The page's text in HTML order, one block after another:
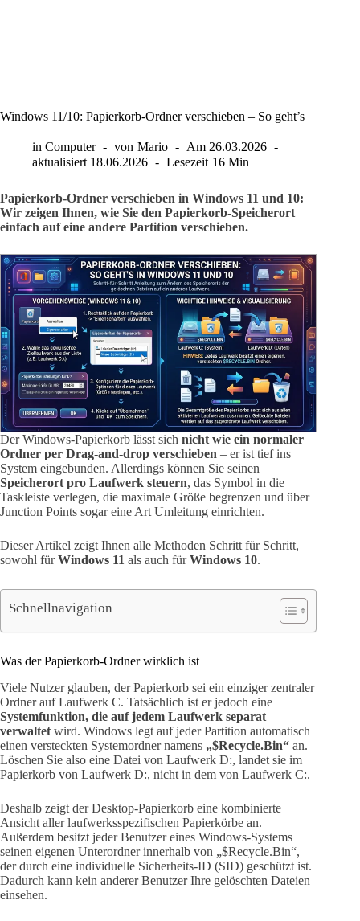
Windows 11/10: Papierkorb-Ordner verschieben – So geht’s
in Computer von Mario Am 26.03.2026
aktualisiert 18.06.2026 Lesezeit 16 Min
Papierkorb-Ordner verschieben in Windows 11 und 10:
Wir zeigen Ihnen, wie Sie den Papierkorb-Speicherort
einfach auf eine andere Partition verschieben.
Der Windows-Papierkorb lässt sich nicht wie ein normaler
Ordner per Drag-and-drop verschieben – er ist tief ins
System eingebunden. Allerdings können Sie seinen
Speicherort pro Laufwerk steuern, das Symbol in die
Taskleiste verlegen, die maximale Größe begrenzen und über
Junction Points sogar eine Art Umleitung einrichten.
Dieser Artikel zeigt Ihnen alle Methoden Schritt für Schritt,
sowohl fürWindows 11 als auch fürWindows 10.
Schnellnavigation
Was der Papierkorb-Ordner wirklich ist
Viele Nutzer glauben, der Papierkorb sei ein einziger zentraler
Ordner auf Laufwerk C. Tatsächlich ist er jedoch eine
Systemfunktion, die auf jedem Laufwerk separat
verwaltet wird. Windows legt auf jeder Partition automatisch
einen versteckten Systemordner namens „$Recycle.Bin“ an.
Löschen Sie also eine Datei von Laufwerk D:, landet sie im
Papierkorb von Laufwerk D:, nicht in dem von Laufwerk C:.
Deshalb zeigt der Desktop-Papierkorb eine kombinierte
Ansicht aller laufwerksspezifischen Papierkörbe an.
Außerdem besitzt jeder Benutzer eines Windows-Systems
seinen eigenen Unterordner innerhalb von „$Recycle.Bin“,
der durch eine individuelle Sicherheits-ID (SID) geschützt ist.
Dadurch kann kein anderer Benutzer Ihre gelöschten Dateien
einsehen.